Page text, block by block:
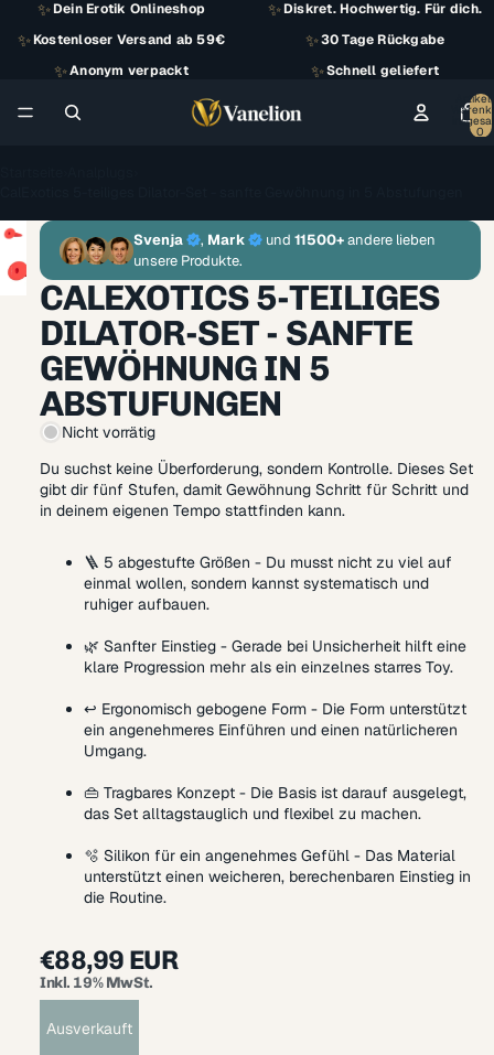
✨Dein Erotik Onlineshop ✨Diskret. Hochwertig. Für dich.
✨Kostenloser Versand ab 59€ ✨30 Tage Rückgabe
✨Anonym verpackt ✨Schnell geliefert
Artikel
0
Svenja , Mark und 11500+andere lieben
unsere Produkte.
CALEXOTICS 5-TEILIGES
DILATOR-SET - SANFTE
GEWÖHNUNG IN 5
ABSTUFUNGEN
Nicht vorrätig
Du suchst keine Überforderung, sondern Kontrolle. Dieses Set
gibt dir fünf Stufen, damit Gewöhnung Schritt für Schritt und
in deinem eigenen Tempo stattfinden kann.
🪜 5 abgestufte Größen - Du musst nicht zu viel auf
einmal wollen, sondern kannst systematisch und
ruhiger aufbauen.
🌿 Sanfter Einstieg - Gerade bei Unsicherheit hilft eine
klare Progression mehr als ein einzelnes starres Toy.
↩️ Ergonomisch gebogene Form - Die Form unterstützt
ein angenehmeres Einführen und einen natürlicheren
Umgang.
👜 Tragbares Konzept - Die Basis ist darauf ausgelegt,
das Set alltagstauglich und flexibel zu machen.
🫧 Silikon für ein angenehmes Gefühl - Das Material
unterstützt einen weicheren, berechenbaren Einstieg in
die Routine.
€88,99 EUR
Inkl. 19% MwSt.
Ausverkauft